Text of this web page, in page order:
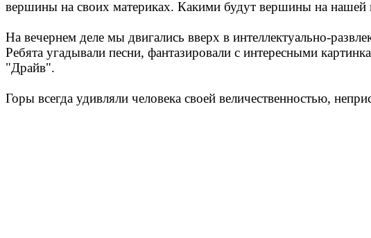
вершины на своих материках. Какими будут вершины на нашей
На вечернем деле мы двигались вверх в интеллектуально-
Ребята угадывали песни, фантазировали с интересными
"Драйв".
Горы всегда удивляли человека своей величественностью,